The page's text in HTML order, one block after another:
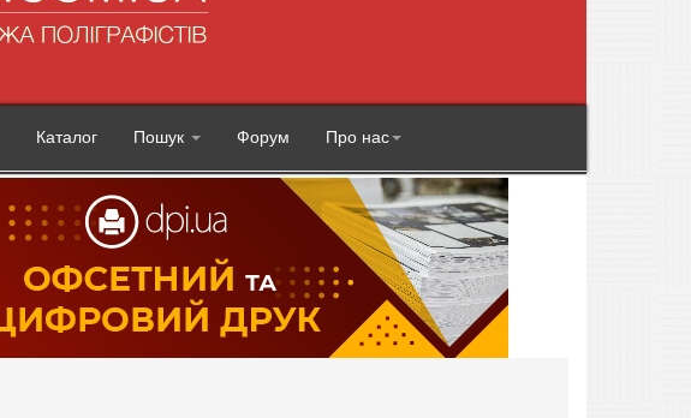
Каталог Пошук Форум Про нас